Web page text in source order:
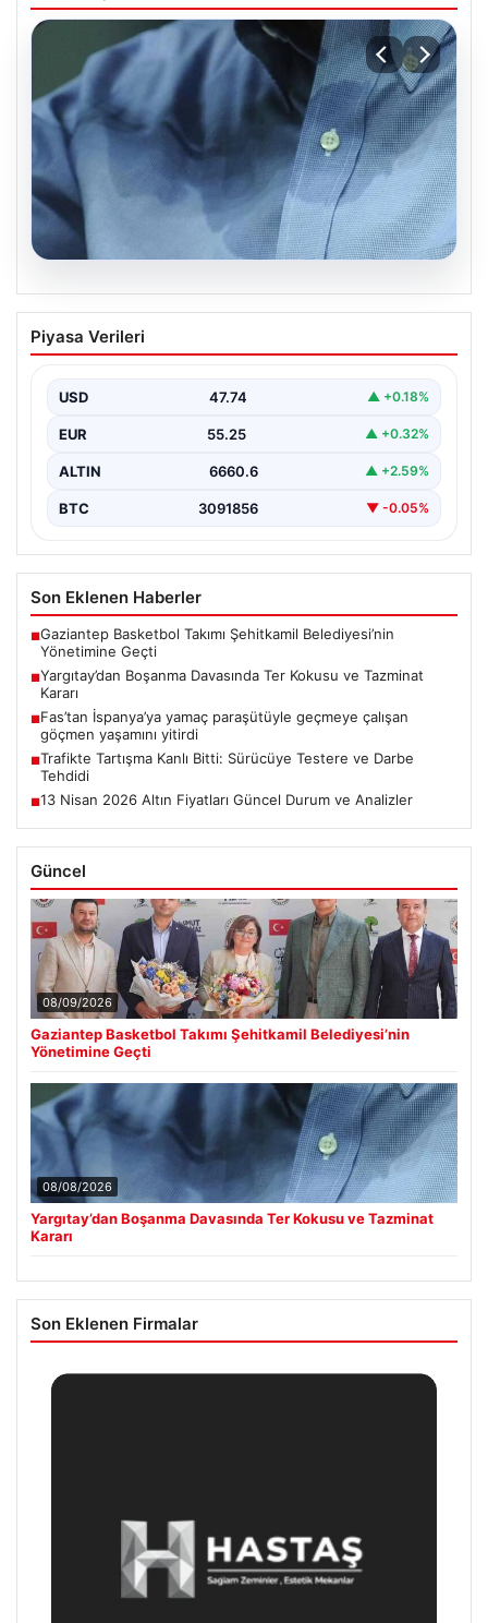
Yargıtay’dan Boşanma Davasında Ter
Kokusu ve Tazminat Kararı
gerçekleşen önemli bir boşanma davasında, eşlerin
yaşadığı ciddi…
Piyasa Verileri
USD 47.74 ▲ +0.18%
EUR 55.25 ▲ +0.32%
ALTIN 6660.6 ▲ +2.59%
BTC 3091856 ▼ -0.05%
Son Eklenen Haberler
■Gaziantep Basketbol Takımı Şehitkamil Belediyesi’nin
Yönetimine Geçti
■Yargıtay’dan Boşanma Davasında Ter Kokusu ve Tazminat
Kararı
■Fas’tan İspanya’ya yamaç paraşütüyle geçmeye çalışan
göçmen yaşamını yitirdi
■Trafikte Tartışma Kanlı Bitti: Sürücüye Testere ve Darbe
Tehdidi
■13 Nisan 2026 Altın Fiyatları Güncel Durum ve Analizler
Güncel
08/09/2026
Gaziantep Basketbol Takımı Şehitkamil Belediyesi’nin
Yönetimine Geçti
08/08/2026
Yargıtay’dan Boşanma Davasında Ter Kokusu ve Tazminat
Kararı
Son Eklenen Firmalar